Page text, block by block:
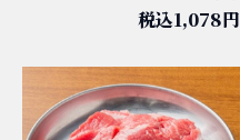
税込1,078円